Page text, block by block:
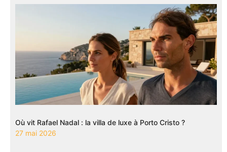
Où vit Rafael Nadal : la villa de luxe à Porto Cristo ?
27 mai 2026